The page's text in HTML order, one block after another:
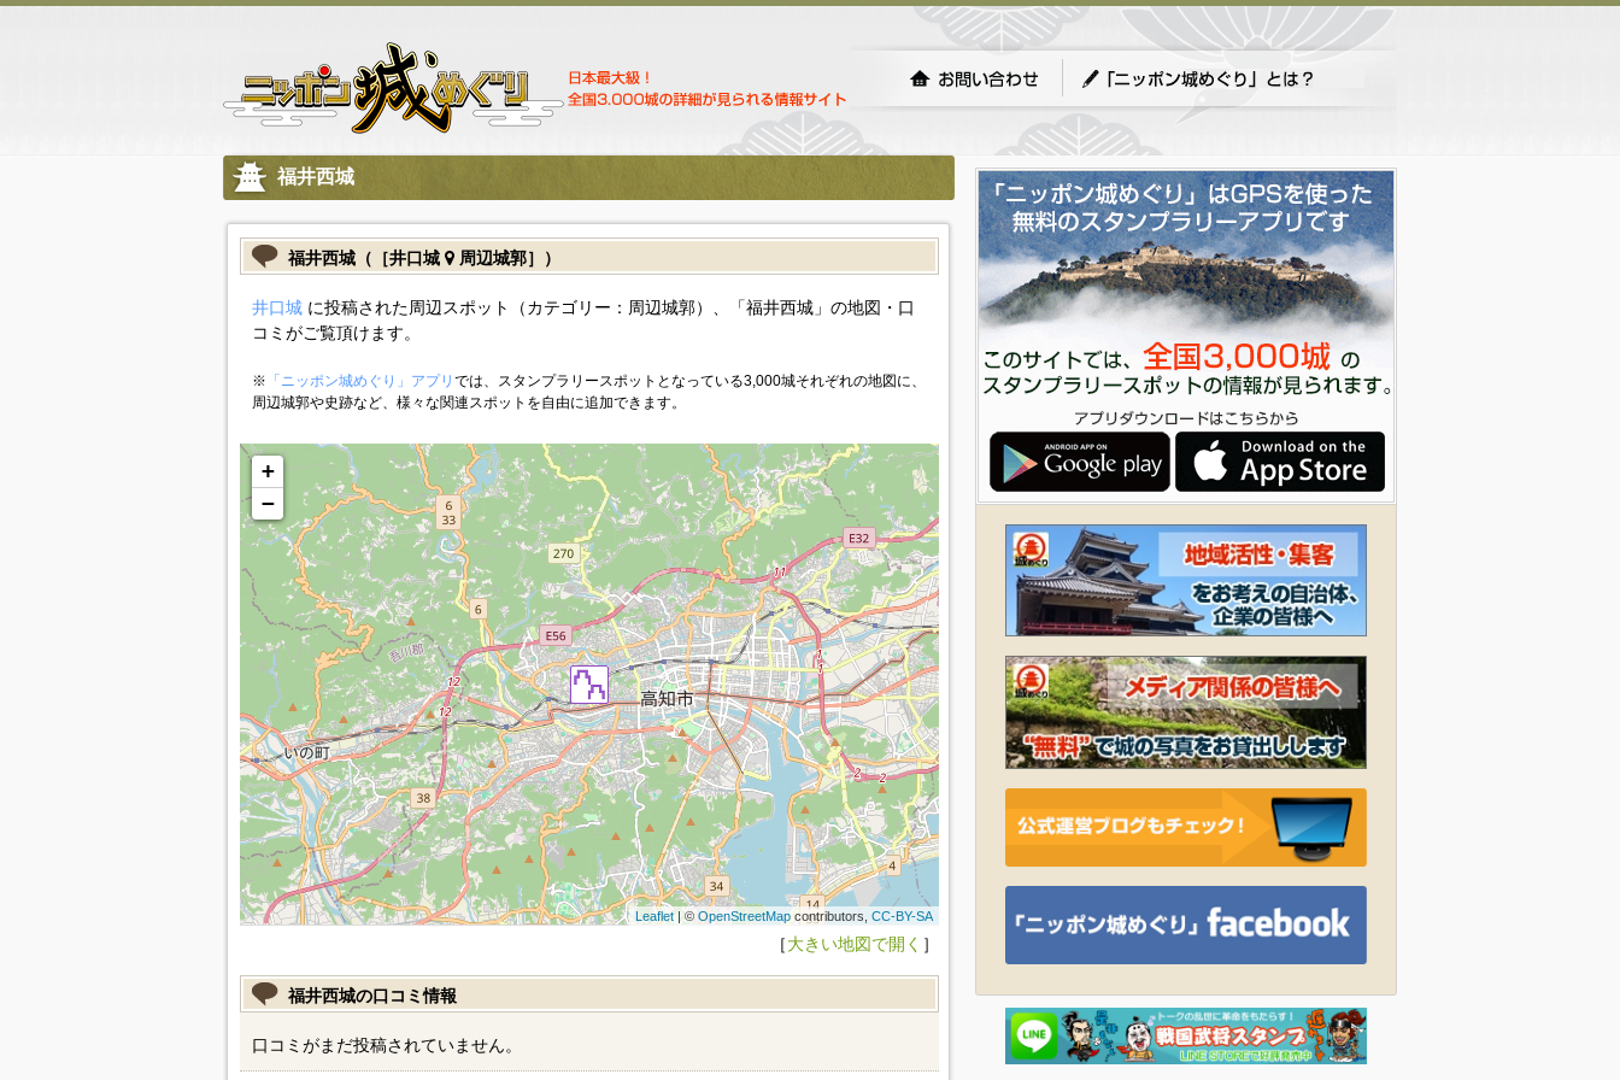
福井西城
福井西城（［井口城 周辺城郭］）
井口城に投稿された周辺スポット（カテゴリー：周辺城郭）、「福井西城」の地図・口
コミがご覧頂けます。
※ 「ニッポン城めぐり」アプリ では、スタンプラリースポットとなっている3,000城それぞれの地図に、
周辺城郭や史跡など、様々な関連スポットを自由に追加できます。
+
−
Leaflet| © OpenStreetMapcontributors, CC-BY-SA
［大きい地図で開く ］
福井西城の口コミ情報
口コミがまだ投稿されていません。